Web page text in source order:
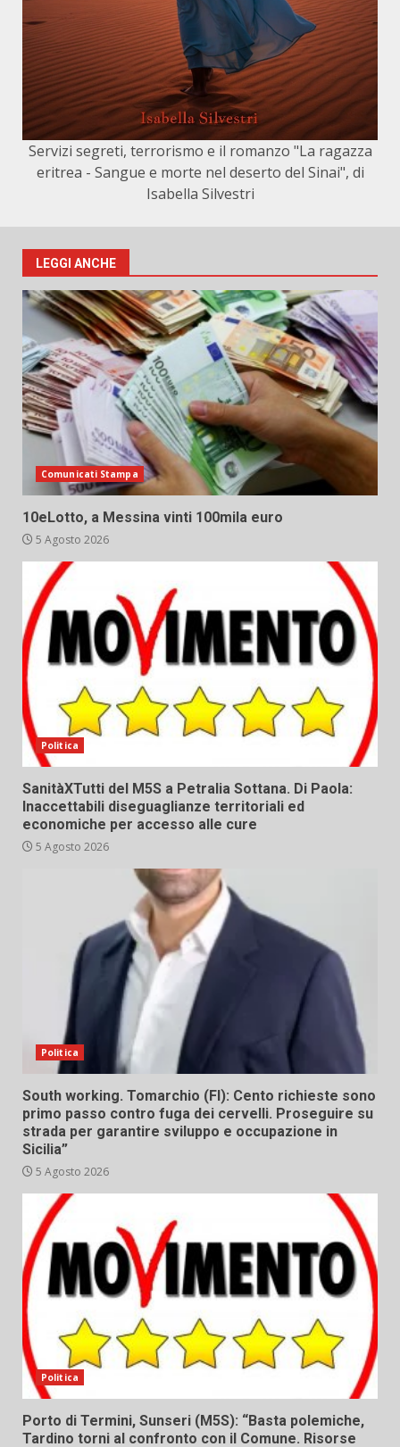
Servizi segreti, terrorismo e il romanzo "La ragazza
eritrea - Sangue e morte nel deserto del Sinai", di
Isabella Silvestri
LEGGI ANCHE
Comunicati Stampa
10eLotto, a Messina vinti 100mila euro
5 Agosto 2026
Politica
SanitàXTutti del M5S a Petralia Sottana. Di Paola:
Inaccettabili diseguaglianze territoriali ed
economiche per accesso alle cure
5 Agosto 2026
Politica
South working. Tomarchio (FI): Cento richieste sono
primo passo contro fuga dei cervelli. Proseguire su
strada per garantire sviluppo e occupazione in
Sicilia”
5 Agosto 2026
Politica
Porto di Termini, Sunseri (M5S): “Basta polemiche,
Tardino torni al confronto con il Comune. Risorse